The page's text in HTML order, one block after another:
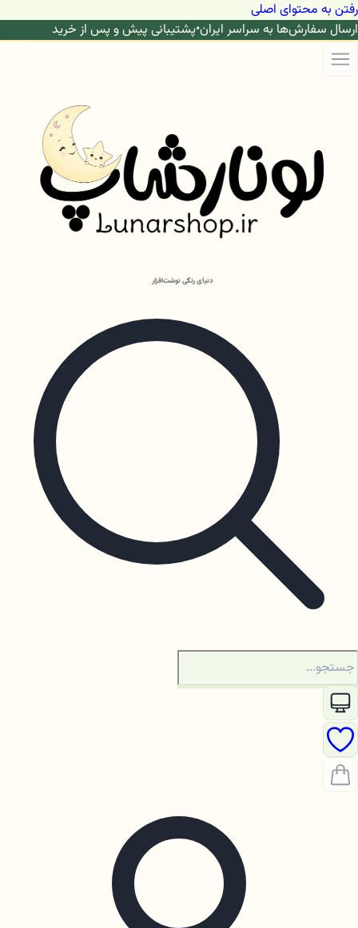
رفتن به محتوای اصلی
ارسال سفارش‌ها به سراسر ایران•پشتیبانی پیش و پس از خرید
دنیای رنگی نوشت‌افزار